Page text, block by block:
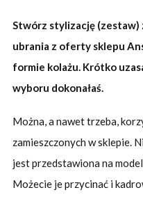
Stwórz stylizację
ubrania z oferty sklepu
formie kolażu. Krótko
wyboru dokonałaś.
Można, a nawet trzeba,
zamieszczonych w sklepie.
jest przedstawiona na
Możecie je przycinać i